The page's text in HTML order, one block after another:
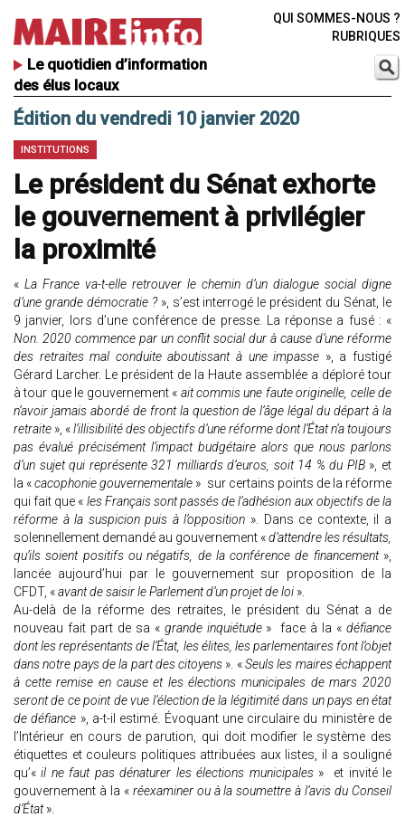
Le quotidien d’information
des élus locaux
QUI SOMMES-NOUS ?
RUBRIQUES
Édition du vendredi 10 janvier 2020
INSTITUTIONS
Le président du Sénat exhorte
le gouvernement à privilégier
la proximité
« La France va-t-elle retrouver le chemin d’un dialogue social digne
d’une grande démocratie ?», s’est interrogé le président du Sénat, le
9 janvier, lors d’une conférence de presse. La réponse a fusé : «
Non. 2020 commence par un conflit social dur à cause d’une réforme
des retraites mal conduite aboutissant à une impasse », a fustigé
Gérard Larcher. Le président de la Haute assemblée a déploré tour
à tour que le gouvernement « ait commis une faute originelle, celle de
n’avoir jamais abordé de front la question de l’âge légal du départ à la
retraite », «l’illisibilité des objectifs d’une réforme dont l’État n’a toujours
pas évalué précisément l’impact budgétaire alors que nous parlons
d’un sujet qui représente 321 milliards d’euros, soit 14 % du PIB », et
la «cacophonie gouvernementale » sur certains points de la réforme
qui fait que « les Français sont passés de l’adhésion aux objectifs de la
réforme à la suspicion puis à l’opposition ». Dans ce contexte, il a
solennellement demandé au gouvernement «d’attendre les résultats,
qu’ils soient positifs ou négatifs, de la conférence de financement»,
lancée aujourd’hui par le gouvernement sur proposition de la
CFDT, «avant de saisir le Parlement d’un projet de loi ».
Au-delà de la réforme des retraites, le président du Sénat a de
nouveau fait part de sa «grande inquiétude » face à la «défiance
dont les représentants de l’État, les élites, les parlementaires font l’objet
dans notre pays de la part des citoyens ». «Seuls les maires échappent
à cette remise en cause et les élections municipales de mars 2020
seront de ce point de vue l’élection de la légitimité dans un pays en état
de défiance », a-t-il estimé. Évoquant une circulaire du ministère de
l’Intérieur en cours de parution, qui doit modifier le système des
étiquettes et couleurs politiques attribuées aux listes, il a souligné
qu’«il ne faut pas dénaturer les élections municipales» et invité le
gouvernement à la « réexaminer ou à la soumettre à l’avis du Conseil
d’État».